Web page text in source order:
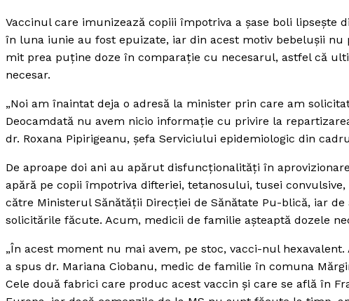
Vaccinul care imunizează copiii împotriva a şase boli
în luna iunie au fost epuizate, iar din acest motiv bebeluşii nu
mit prea puţine doze în comparaţie cu necesarul, astfel că
necesar.
„Noi am înaintat deja o adresă la minister prin care am
Deocamdată nu avem nicio informaţie cu privire la
dr. Roxana Pipirigeanu, şefa Serviciului epidemiologic din
De aproape doi ani au apărut disfuncţionalităţi în
apără pe copii împotriva difteriei, tetanosului, tusei
către Ministerul Sănătăţii Direcţiei de Sănătate Pu-blică, iar
solicitările făcute. Acum, medicii de familie aşteaptă dozele
„În acest moment nu mai avem, pe stoc, vacci-nul
a spus dr. Mariana Ciobanu, medic de familie în comuna
Cele două fabrici care produc acest vaccin şi care se află în